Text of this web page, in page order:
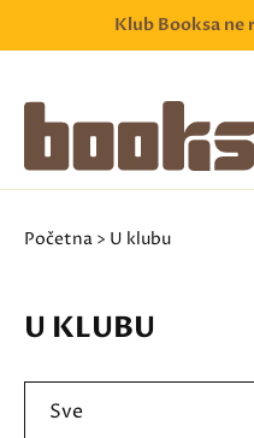
Klub Booksa ne
Početna > U klubu
U KLUBU
Sve